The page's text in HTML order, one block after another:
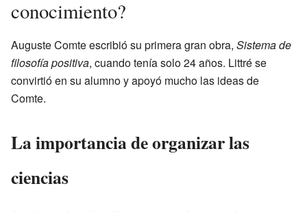
conocimiento?
Auguste Comte escribió su primera gran obra, Sistema de
filosofía positiva, cuando tenía solo 24 años. Littré se
convirtió en su alumno y apoyó mucho las ideas de
Comte.
La importancia de organizar las
ciencias